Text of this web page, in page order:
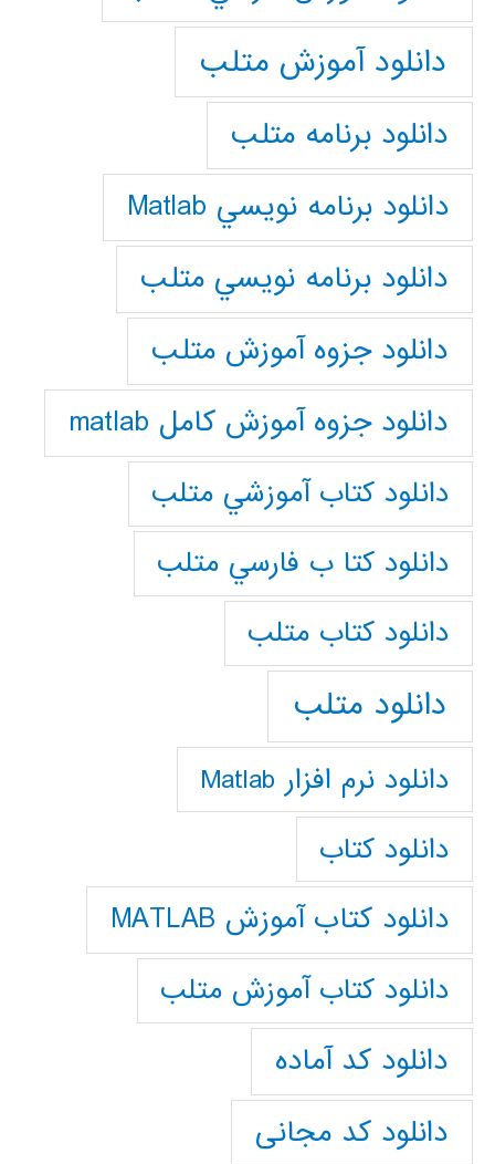
دانلود آموزش متلب
دانلود برنامه متلب
دانلود برنامه نويسي Matlab
دانلود برنامه نويسي متلب
دانلود جزوه آموزش متلب
دانلود جزوه آموزش کامل matlab
دانلود كتاب آموزشي متلب
دانلود كتا ب فارسي متلب
دانلود كتاب متلب
دانلود متلب
دانلود نرم افزار Matlab
دانلود کتاب
دانلود کتاب آموزش MATLAB
دانلود کتاب آموزش متلب
دانلود کد آماده
دانلود کد مجانی